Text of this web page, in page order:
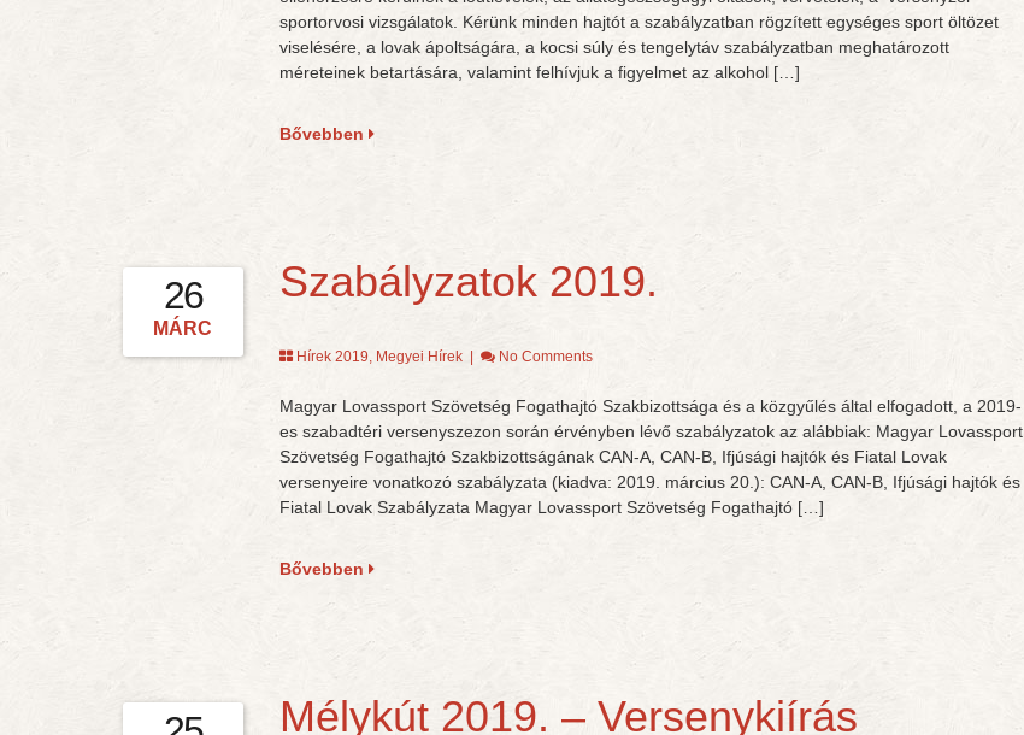
sportorvosi vizsgálatok. Kérünk minden hajtót a szabályzatban rögzített egységes sport öltözet
viselésére, a lovak ápoltságára, a kocsi súly és tengelytáv szabályzatban meghatározott
méreteinek betartására, valamint felhívjuk a figyelmet az alkohol […]
Bővebben
26
MÁRC
Szabályzatok 2019.
Hírek 2019, Megyei Hírek| No Comments
Magyar Lovassport Szövetség Fogathajtó Szakbizottsága és a közgyűlés által elfogadott, a 2019-
es szabadtéri versenyszezon során érvényben lévő szabályzatok az alábbiak: Magyar Lovassport
Szövetség Fogathajtó Szakbizottságának CAN-A, CAN-B, Ifjúsági hajtók és Fiatal Lovak
versenyeire vonatkozó szabályzata (kiadva: 2019. március 20.): CAN-A, CAN-B, Ifjúsági hajtók és
Fiatal Lovak Szabályzata Magyar Lovassport Szövetség Fogathajtó […]
Bővebben
Mélykút 2019. – Versenykiírás